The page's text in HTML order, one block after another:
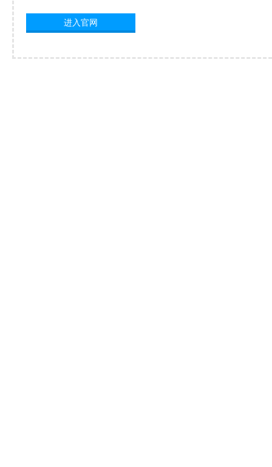
进入官网